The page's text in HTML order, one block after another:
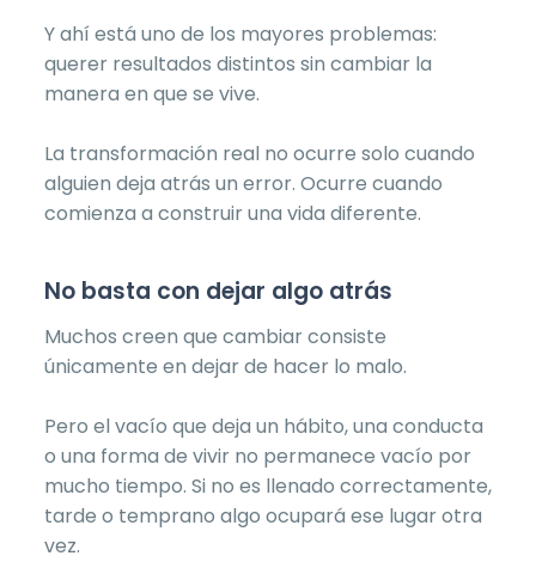
Y ahí está uno de los mayores problemas:
querer resultados distintos sin cambiar la
manera en que se vive.
La transformación real no ocurre solo cuando
alguien deja atrás un error. Ocurre cuando
comienza a construir una vida diferente.
No basta con dejar algo atrás
Muchos creen que cambiar consiste
únicamente en dejar de hacer lo malo.
Pero el vacío que deja un hábito, una conducta
o una forma de vivir no permanece vacío por
mucho tiempo. Si no es llenado correctamente,
tarde o temprano algo ocupará ese lugar otra
vez.